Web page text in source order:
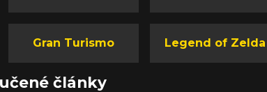
Gran Turismo Legend of Zelda
články